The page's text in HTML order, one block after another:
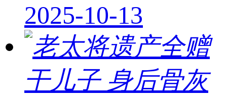
2025-10-13